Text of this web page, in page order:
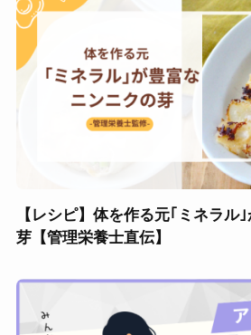
【レシピ】体を作る元｢ミネラル
芽【管理栄養士直伝】